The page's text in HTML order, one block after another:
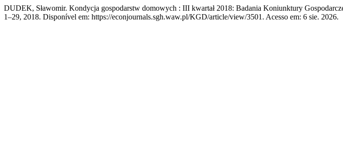
DUDEK, Sławomir. Kondycja gospodarstw domowych : III kwartał 2018: Badania Koniunktury
1–29, 2018. Disponível em: https://econjournals.sgh.waw.pl/KGD/article/view/3501. Acesso em: 6 sie. 2026.